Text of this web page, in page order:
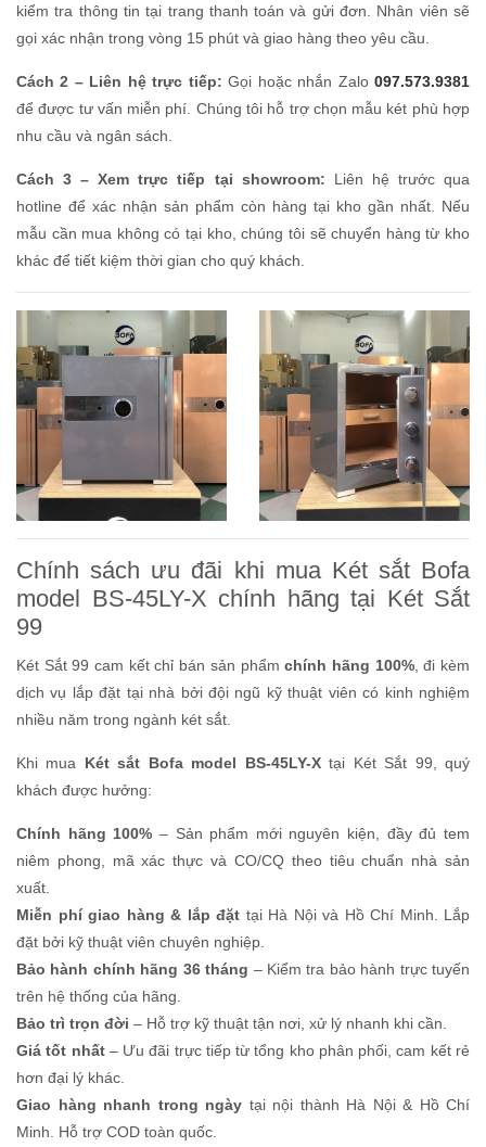
kiểm tra thông tin tại trang thanh toán và gửi đơn. Nhân viên sẽ
gọi xác nhận trong vòng 15 phút và giao hàng theo yêu cầu.
Cách 2 – Liên hệ trực tiếp: Gọi hoặc nhắn Zalo097.573.9381
để được tư vấn miễn phí. Chúng tôi hỗ trợ chọn mẫu két phù hợp
nhu cầu và ngân sách.
Cách 3 – Xem trực tiếp tại showroom: Liên hệ trước qua
hotline để xác nhận sản phẩm còn hàng tại kho gần nhất. Nếu
mẫu cần mua không có tại kho, chúng tôi sẽ chuyển hàng từ kho
khác để tiết kiệm thời gian cho quý khách.
Chính sách ưu đãi khi mua Két sắt Bofa
model BS-45LY-X chính hãng tại Két Sắt
99
Két Sắt 99 cam kết chỉ bán sản phẩmchính hãng 100%, đi kèm
dịch vụ lắp đặt tại nhà bởi đội ngũ kỹ thuật viên có kinh nghiệm
nhiều năm trong ngành két sắt.
Khi mua Két sắt Bofa model BS-45LY-Xtại Két Sắt 99, quý
khách được hưởng:
Chính hãng 100% – Sản phẩm mới nguyên kiện, đầy đủ tem
niêm phong, mã xác thực và CO/CQ theo tiêu chuẩn nhà sản
xuất.
Miễn phí giao hàng & lắp đặt tại Hà Nội và Hồ Chí Minh. Lắp
đặt bởi kỹ thuật viên chuyên nghiệp.
Bảo hành chính hãng 36 tháng – Kiểm tra bảo hành trực tuyến
trên hệ thống của hãng.
Bảo trì trọn đời – Hỗ trợ kỹ thuật tận nơi, xử lý nhanh khi cần.
Giá tốt nhất– Ưu đãi trực tiếp từ tổng kho phân phối, cam kết rẻ
hơn đại lý khác.
Giao hàng nhanh trong ngày tại nội thành Hà Nội & Hồ Chí
Minh. Hỗ trợ COD toàn quốc.